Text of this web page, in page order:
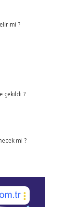
mi ?
çekildi ?
mi ?